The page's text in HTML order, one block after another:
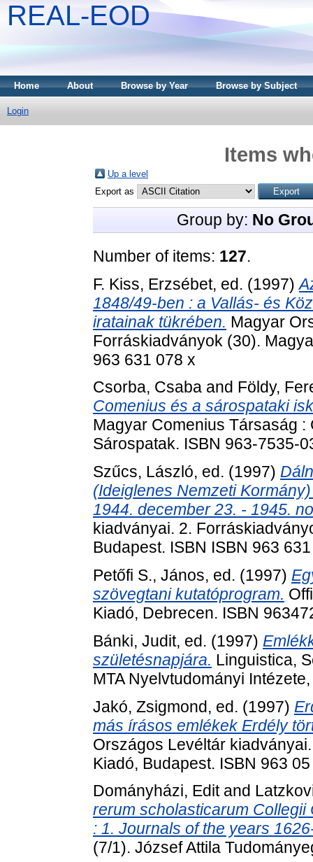
REAL-EOD
Home About Browse by Year Browse by Subject
Login
Items
Up a level
Export as
Group by: No
Number of items: 127.
F. Kiss, Erzsébet, ed. (1997)
1848/49-ben : a Vallás- és
iratainak tükrében. Magyar
Forráskiadványok (30).
963 631 078 x
Csorba, Csaba and Földy,
Comenius és a sárospataki
Magyar Comenius Társaság
Sárospatak. ISBN 963-7535-
Szűcs, László, ed. (1997)
(Ideiglenes Nemzeti
1944. december 23. - 1945.
kiadványai. 2.
Budapest. ISBN ISBN 963
Petőfi S., János, ed. (1997)
szövegtani kutatóprogram.
Kiadó, Debrecen. ISBN
Bánki, Judit, ed. (1997)
születésnapjára. Linguistica,
MTA Nyelvtudományi
Jakó, Zsigmond, ed. (1997)
más írásos emlékek Erdély
Országos Levéltár
Kiadó, Budapest. ISBN 963
Dományházi, Editand
rerum scholasticarum
: 1. Journals of the years
(7/1). József Attila